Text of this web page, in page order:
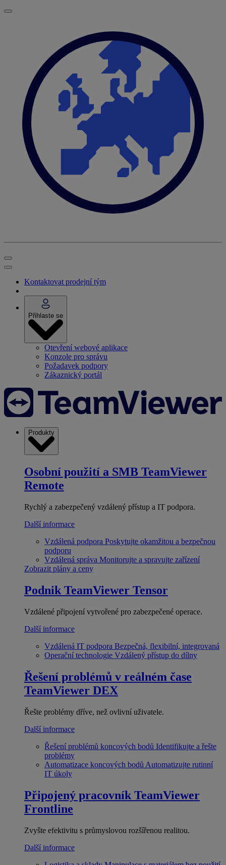
Kontaktovat prodejní tým
Přihlaste se
Otevření webové aplikace
Konzole pro správu
Požadavek podpory
Zákaznický portál
Produkty
Osobní použití a SMB TeamViewer
Remote
Rychlý a zabezpečený vzdálený přístup a IT podpora.
Další informace
Vzdálená podpora Poskytujte okamžitou a bezpečnou
podporu
Vzdálená správa Monitorujte a spravujte zařízení
Zobrazit plány a ceny
Podnik TeamViewer Tensor
Vzdálené připojení vytvořené pro zabezpečené operace.
Další informace
Vzdálená IT podpora Bezpečná, flexibilní, integrovaná
Operační technologie Vzdálený přístup do dílny
Řešení problémů v reálném čase
TeamViewer DEX
Řešte problémy dříve, než ovlivní uživatele.
Další informace
Řešení problémů koncových bodů Identifikujte a řešte
problémy
Automatizace koncových bodů Automatizujte rutinní
IT úkoly
Připojený pracovník TeamViewer
Frontline
Zvyšte efektivitu s průmyslovou rozšířenou realitou.
Další informace